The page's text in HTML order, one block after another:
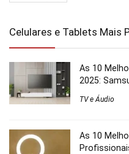
Celulares e Tablets Mais
As 10
2025:
TV e Áudio
As 10